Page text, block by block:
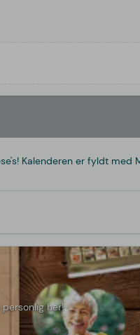
Kalenderen er fyldt
her!